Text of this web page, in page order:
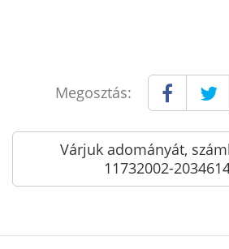
Megosztás:
Várjuk adományát,
11732002-